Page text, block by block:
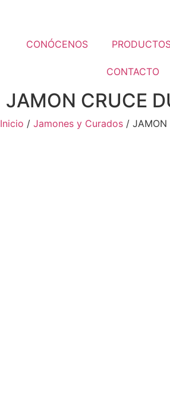
CONÓCENOS
CONTACTO
JAMON CRUCE
Inicio / Jamones y Curados / JAMON